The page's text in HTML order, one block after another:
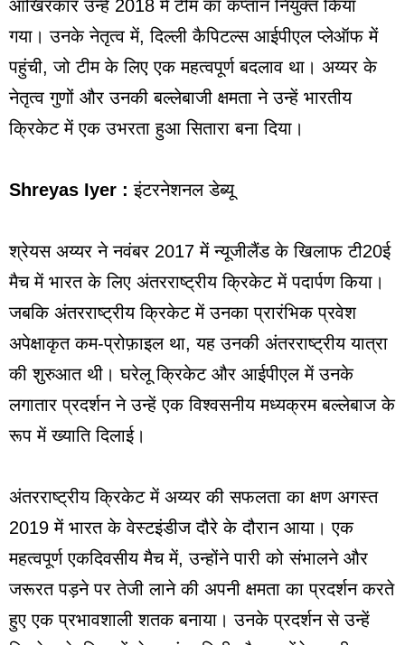
आखिरकार उन्हें 2018 में टीम का कप्तान नियुक्त किया
गया। उनके नेतृत्व में, दिल्ली कैपिटल्स आईपीएल प्लेऑफ में
पहुंची, जो टीम के लिए एक महत्वपूर्ण बदलाव था। अय्यर के
नेतृत्व गुणों और उनकी बल्लेबाजी क्षमता ने उन्हें भारतीय
क्रिकेट में एक उभरता हुआ सितारा बना दिया।
Shreyas Iyer : इंटरनेशनल डेब्यू
श्रेयस अय्यर ने नवंबर 2017 में न्यूजीलैंड के खिलाफ टी20ई
मैच में भारत के लिए अंतरराष्ट्रीय क्रिकेट में पदार्पण किया।
जबकि अंतरराष्ट्रीय क्रिकेट में उनका प्रारंभिक प्रवेश
अपेक्षाकृत कम-प्रोफ़ाइल था, यह उनकी अंतरराष्ट्रीय यात्रा
की शुरुआत थी। घरेलू क्रिकेट और आईपीएल में उनके
लगातार प्रदर्शन ने उन्हें एक विश्वसनीय मध्यक्रम बल्लेबाज के
रूप में ख्याति दिलाई।
अंतरराष्ट्रीय क्रिकेट में अय्यर की सफलता का क्षण अगस्त
2019 में भारत के वेस्टइंडीज दौरे के दौरान आया। एक
महत्वपूर्ण एकदिवसीय मैच में, उन्होंने पारी को संभालने और
जरूरत पड़ने पर तेजी लाने की अपनी क्षमता का प्रदर्शन करते
हुए एक प्रभावशाली शतक बनाया। उनके प्रदर्शन से उन्हें